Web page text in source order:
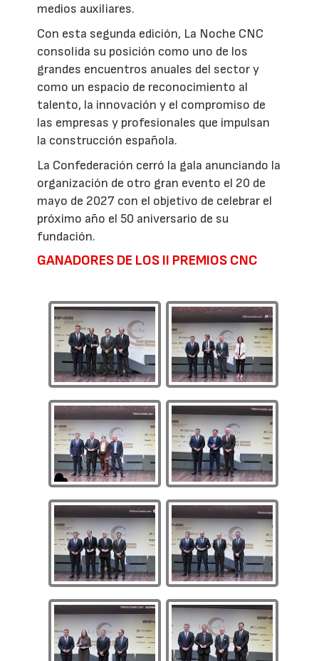
medios auxiliares.
Con esta segunda edición, La Noche CNC
consolida su posición como uno de los
grandes encuentros anuales del sector y
como un espacio de reconocimiento al
talento, la innovación y el compromiso de
las empresas y profesionales que impulsan
la construcción española.
La Confederación cerró la gala anunciando la
organización de otro gran evento el 20 de
mayo de 2027 con el objetivo de celebrar el
próximo año el 50 aniversario de su
fundación.
GANADORES DE LOS II PREMIOS CNC